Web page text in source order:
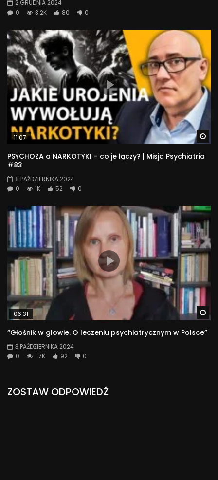
2 GRUDNIA 2024
0
3.2K 80 0
11:07
PSYCHOZA a NARKOTYKI – co je łączy? | Misja Psychiatria
#83
8 PAŹDZIERNIKA 2024
0
1K 52 0
06:31
“Głośnik w głowie. O leczeniu psychiatrycznym w Polsce”
3 PAŹDZIERNIKA 2024
0
1.7K 92 0
ZOSTAW ODPOWIEDŹ